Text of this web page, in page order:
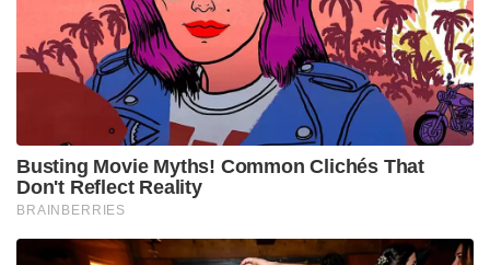
സ്റ്റോറുകള്‍, മുന്‍നിര ഓണ്‍ലൈന്‍ പ്ലാറ്റ്ഫോമുകള്‍,
റീട്ടെയില്‍ ഷോറൂമുകള്‍ എന്നിവിടങ്ങളില്‍ നിന്നും
ഗ്യാലക്സി എ26 5ജി ഇപ്പോള്‍ സ്വന്തമാക്കാം. 8 ജിബി
റാം, 128 ജിബി, 256 ജിബി സ്റ്റോറേജ് ഓപ്ഷനുകളാണ്
ഈ മോഡലിനുള്ളത്. മൈക്രോ എസ്ഡി വഴി 2 ടിബി
വരെ എക്സ്പാന്‍ഡ് ചെയ്യുവാനുമാകും.
Tags: samsung galaxy a26